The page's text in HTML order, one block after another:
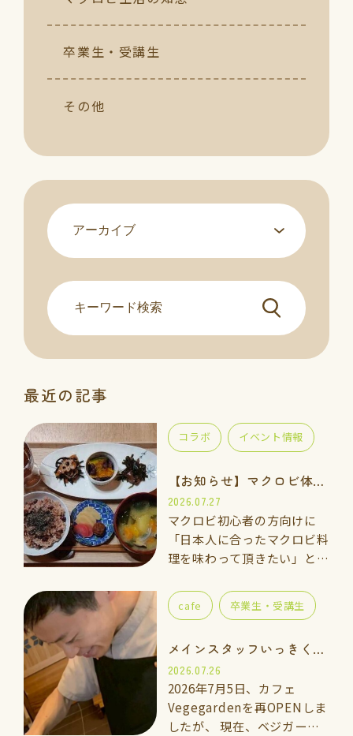
卒業生・受講生
その他
最近の記事
【お知らせ】マクロビ体験会のご案内
2026.07.27
マクロビ初心者の方向けに
「日本人に合ったマクロビ料
理を味わって頂きたい」と思
た。 一緒に手を動かしなが
ら「玄米ご飯、ごま塩、重ね
てみませんか…
コラボ イベント情報
メインスタッフいっきくんのご紹介
2026.07.26
2026年7月5日、カフェ
Vegegardenを再OPENしま
したが、 現在、ベジガーデ
cafe 卒業生・受講生